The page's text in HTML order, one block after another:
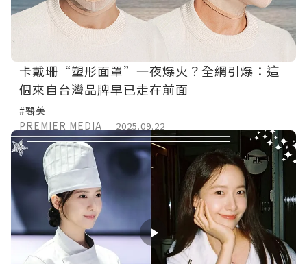
卡戴珊“塑形面罩”一夜爆火？全網引爆：這
個來自台灣品牌早已走在前面
#醫美
PREMIER MEDIA
2025.09.22